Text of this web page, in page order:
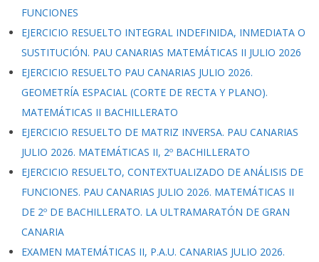
FUNCIONES
EJERCICIO RESUELTO INTEGRAL INDEFINIDA, INMEDIATA O
SUSTITUCIÓN. PAU CANARIAS MATEMÁTICAS II JULIO 2026
EJERCICIO RESUELTO PAU CANARIAS JULIO 2026.
GEOMETRÍA ESPACIAL (CORTE DE RECTA Y PLANO).
MATEMÁTICAS II BACHILLERATO
EJERCICIO RESUELTO DE MATRIZ INVERSA. PAU CANARIAS
JULIO 2026. MATEMÁTICAS II, 2º BACHILLERATO
EJERCICIO RESUELTO, CONTEXTUALIZADO DE ANÁLISIS DE
FUNCIONES. PAU CANARIAS JULIO 2026. MATEMÁTICAS II
DE 2º DE BACHILLERATO. LA ULTRAMARATÓN DE GRAN
CANARIA
EXAMEN MATEMÁTICAS II, P.A.U. CANARIAS JULIO 2026.